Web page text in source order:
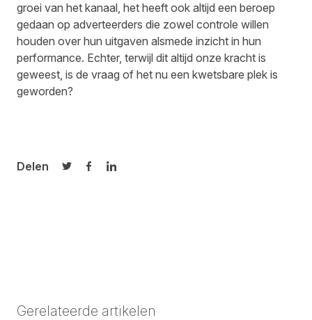
groei van het kanaal, het heeft ook altijd een beroep
gedaan op adverteerders die zowel controle willen
houden over hun uitgaven alsmede inzicht in hun
performance. Echter, terwijl dit altijd onze kracht is
geweest, is de vraag of het nu een kwetsbare plek is
geworden?
Delen
Delen op Twitter
Delen op Facebook
Delen op LinkedIn
Gerelateerde artikelen